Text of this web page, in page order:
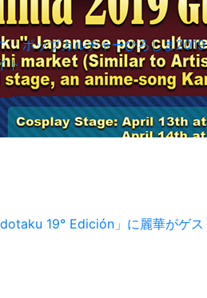
ポップカルチャーひろしま
ト
19° Edición」に麗華がゲス